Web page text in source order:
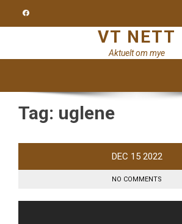
VT NETT
Aktuelt om mye
Tag: uglene
DEC 15 2022
NO COMMENTS